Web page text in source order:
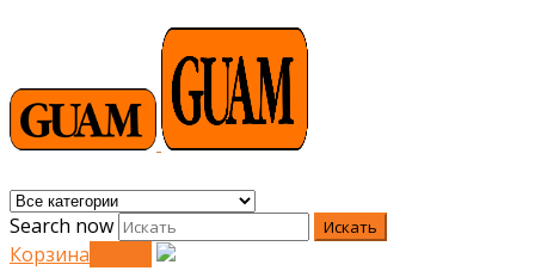
Search now Искать
Корзина